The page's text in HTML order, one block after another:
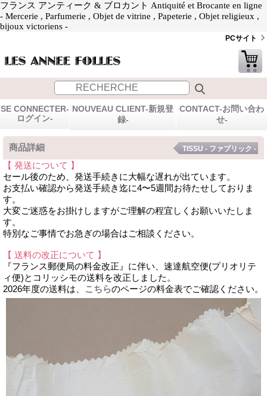
フランス アンティーク & ブロカント Antiquité et Brocante en ligne
- Mercerie , Parfumerie , Objet de vitrine , Papeterie , Objet religieux ,
bijoux victoriens -
PCサイト
SE CONNECTER-
ログイン-
NOUVEAU CLIENT-新規登
録-
CONTACT-お問い合わ
せ-
商品詳細 TISSU - ファブリック -
【 発送について 】
セール後のため、発送手続きに大幅な遅れが出ています。
お支払い確認から発送手続き迄に4〜5週間お待たせしておりま
す。
大変ご迷惑をお掛けしますがご理解の程宜しくお願いいたしま
す。
特別なご事情でお急ぎの場合はご相談ください。
【 送料の改正について 】
『フランス郵便局の料金改正』に伴い、速達航空便(プリオリテ
ィ便)とコリッシモの送料を改正しました。
2026年度の送料は、
こちらのページの料金表でご確認ください。